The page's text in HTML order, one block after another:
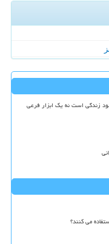
زندگی است نه یک ابزار فرعی
می کنند؟